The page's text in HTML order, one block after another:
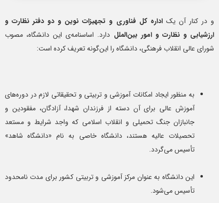
و در کنار آن یکاداره کل فناوری و تجهیزات نوین و دو دفتر نظارت و
ارزشیابی و نظارت و امور بین‌الملل دارد. اساسنامه‌ی این دانشگاه، مصوب
شورای عالی انقلاب فرهنگی، دانشگاه را این‌گونه تعریف کرده است:
به منظور ایجاد امکانات آموزشی و تربیتی و تحقیقاتی لازم در دوره‌های
آموزش عالی برای آن دسته از فرزندان شهدا، آزادگان، مفقودین و
جانبازان جنگ تحمیلی و انقلاب اسلامی که واجد شرایط و مستعد
تحصیلات عالیه هستند، دانشگاه خاصی به نام «دانشگاه شاهد»
تأسیس می‌گردد.
این دانشگاه به عنوان مرکز آموزشی و تربیتی کشور برای مدت نامحدود
تأسیس می‌شود.